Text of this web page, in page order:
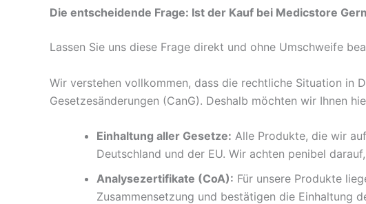
Die entscheidende Frage: Ist der Kauf bei Medicstore
Lassen Sie uns diese Frage direkt und ohne Umschweife
Wir verstehen vollkommen, dass die rechtliche Situation in
Gesetzesänderungen (CanG). Deshalb möchten wir Ihnen
Einhaltung aller Gesetze: Alle Produkte, die wir
Deutschland und der EU. Wir achten penibel
Analysezertifikate (CoA): Für unsere Produkte
Zusammensetzung und bestätigen die Einhaltung